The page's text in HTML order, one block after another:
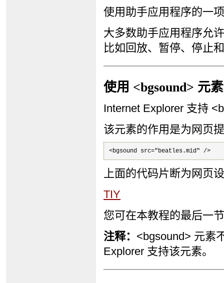
使用助手应用程序的一
大多数助手应用程序允
比如回放、暂停、停止
使用 <bgsound> 元素
Internet Explorer 支持
该元素的作用是为网页
<bgsound src="beatles.mid" />
上面的代码片断为网页
TIY
您可在本教程的最后一
注释： <bgsound> 元素
Explorer 支持该元素。